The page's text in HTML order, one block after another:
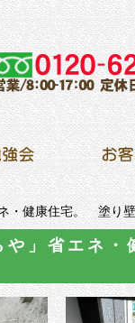
・健康住宅。 塗り
」省エネ